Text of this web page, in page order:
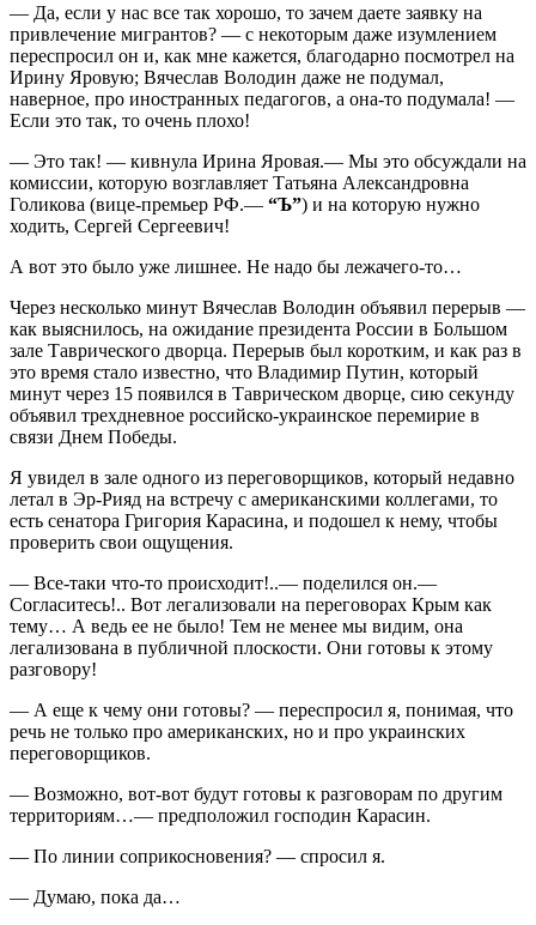
— Да, если у нас все так хорошо, то зачем даете заявку на
привлечение мигрантов? — с некоторым даже изумлением
переспросил он и, как мне кажется, благодарно посмотрел на
Ирину Яровую; Вячеслав Володин даже не подумал,
наверное, про иностранных педагогов, а она-то подумала! —
Если это так, то очень плохо!
— Это так! — кивнула Ирина Яровая.— Мы это обсуждали на
комиссии, которую возглавляет Татьяна Александровна
Голикова (вице-премьер РФ.— “Ъ”) и на которую нужно
ходить, Сергей Сергеевич!
А вот это было уже лишнее. Не надо бы лежачего-то…
Через несколько минут Вячеслав Володин объявил перерыв —
как выяснилось, на ожидание президента России в Большом
зале Таврического дворца. Перерыв был коротким, и как раз в
это время стало известно, что Владимир Путин, который
минут через 15 появился в Таврическом дворце, сию секунду
объявил трехдневное российско-украинское перемирие в
связи Днем Победы.
Я увидел в зале одного из переговорщиков, который недавно
летал в Эр-Рияд на встречу с американскими коллегами, то
есть сенатора Григория Карасина, и подошел к нему, чтобы
проверить свои ощущения.
— Все-таки что-то происходит!..— поделился он.—
Согласитесь!.. Вот легализовали на переговорах Крым как
тему… А ведь ее не было! Тем не менее мы видим, она
легализована в публичной плоскости. Они готовы к этому
разговору!
— А еще к чему они готовы? — переспросил я, понимая, что
речь не только про американских, но и про украинских
переговорщиков.
— Возможно, вот-вот будут готовы к разговорам по другим
территориям…— предположил господин Карасин.
— По линии соприкосновения? — спросил я.
— Думаю, пока да…